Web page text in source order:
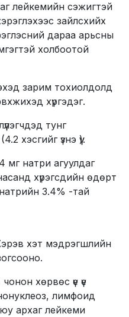
лейкемийн сэжигтэй
зайлсхийх
дараа арьсны
холбоотой
зарим тохиолдолд
хүргэдэг.
тунг
хэсгийг үзнэ үү).
мг натри агуулдаг
хүрэгсдийн өдөрт
3.4% -тай
хэт мэдрэгшлийн
хөрвөс үе үе
лимфоид
архаг лейкеми